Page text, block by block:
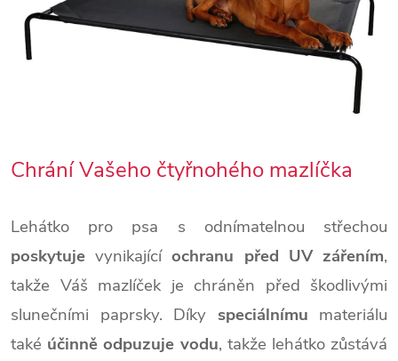
Chrání Vašeho čtyřnohého mazlíčka
Lehátko pro psa s odnímatelnou střechou
poskytujevynikajícíochranu před UV zářením,
takže Váš mazlíček je chráněn před škodlivými
slunečními paprsky. Díky speciálnímu materiálu
také účinně odpuzuje vodu, takže lehátko zůstává